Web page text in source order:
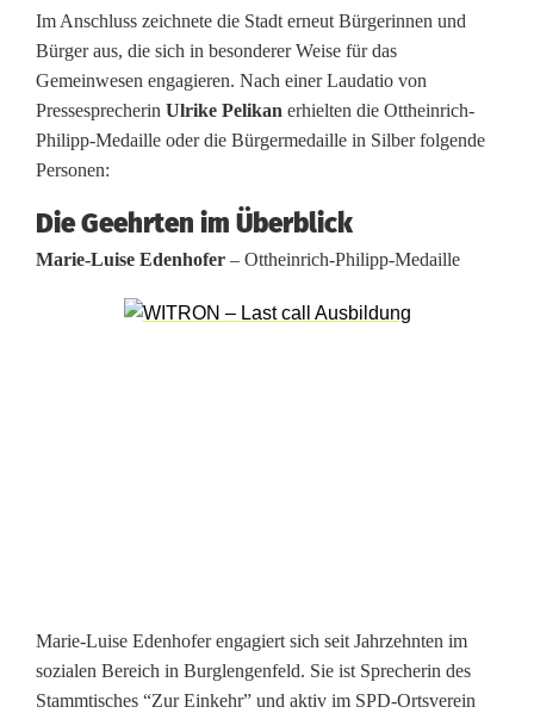
s
t
a
g
i
g
e
Im Anschluss zeichnete die Stadt erneut Bürgerinnen und
Bürger aus, die sich in besonderer Weise für das
Gemeinwesen engagieren. Nach einer Laudatio von
Pressesprecherin Ulrike Pelikan erhielten die Ottheinrich-
Philipp-Medaille oder die Bürgermedaille in Silber folgende
Personen:
Die Geehrten im Überblick
Marie-Luise Edenhofer – Ottheinrich-Philipp-Medaille
Marie-Luise Edenhofer engagiert sich seit Jahrzehnten im
sozialen Bereich in Burglengenfeld. Sie ist Sprecherin des
Stammtisches “Zur Einkehr” und aktiv im SPD-Ortsverein